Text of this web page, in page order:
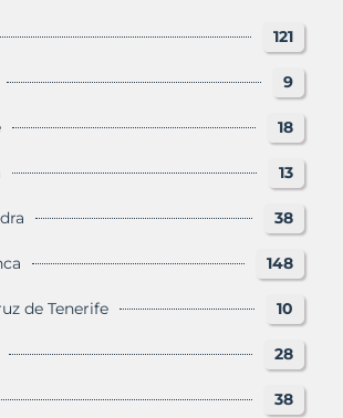
121
9
18
13
38
148
de Tenerife 10
28
38